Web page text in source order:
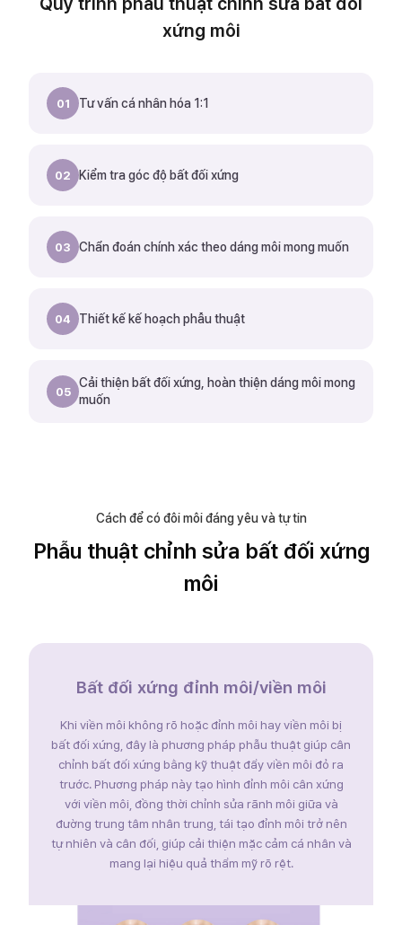
xứng môi
01 Tư vấn cá nhân hóa 1:1
02 Kiểm tra góc độ bất đối xứng
03 Chẩn đoán chính xác theo dáng môi mong muốn
04 Thiết kế kế hoạch phẫu thuật
05
Cải thiện bất đối xứng, hoàn thiện dáng môi mong
muốn
Cách để có đôi môi đáng yêu và tự tin
Phẫu thuật chỉnh sửa bất đối xứng
môi
Bất đối xứng đỉnh môi/viền môi
Khi viền môi không rõ hoặc đỉnh môi hay viền môi bị
bất đối xứng, đây là phương pháp phẫu thuật giúp cân
chỉnh bất đối xứng bằng kỹ thuật đẩy viền môi đỏ ra
trước. Phương pháp này tạo hình đỉnh môi cân xứng
với viền môi, đồng thời chỉnh sửa rãnh môi giữa và
đường trung tâm nhân trung, tái tạo đỉnh môi trở nên
tự nhiên và cân đối, giúp cải thiện mặc cảm cá nhân và
mang lại hiệu quả thẩm mỹ rõ rệt.